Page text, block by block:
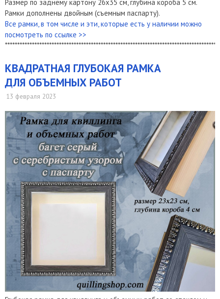
Размер по заднему картону 26х35 см, глубина короба 5 см.
Рамки дополнены двойным (съемным паспарту).
Все рамки, в том числе и эти, которые есть у наличии можно
посмотреть по ссылке >>
КВАДРАТНАЯ ГЛУБОКАЯ РАМКА
ДЛЯ ОБЪЕМНЫХ РАБОТ
13 февраля 2023